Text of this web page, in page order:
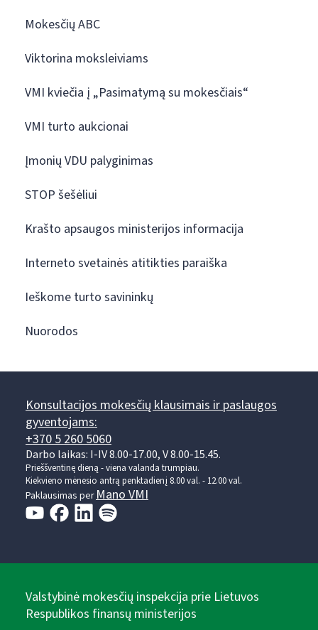
Mokesčių ABC
Viktorina moksleiviams
VMI kviečia į „Pasimatymą su mokesčiais“
VMI turto aukcionai
Įmonių VDU palyginimas
STOP šešėliui
Krašto apsaugos ministerijos informacija
Interneto svetainės atitikties paraiška
Ieškome turto savininkų
Nuorodos
Konsultacijos mokesčių klausimais ir paslaugos
gyventojams:
+370 5 260 5060
Darbo laikas: I-IV 8.00-17.00, V 8.00-15.45.
Prieššventinę dieną - viena valanda trumpiau.
Kiekvieno mėnesio antrą penktadienį 8.00 val. - 12.00 val.
Paklausimas perMano VMI
Valstybinė mokesčių inspekcija prie Lietuvos
Respublikos finansų ministerijos